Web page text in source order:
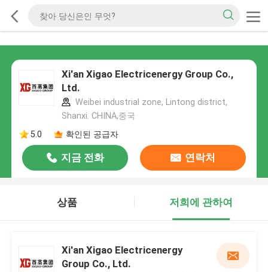
Xi'an Xigao Electricenergy Group Co.,
Ltd.
Weibei industrial zone, Lintong district,
Shanxi. CHINA,중국
5.0
확인된 공급자
지금 전화 연락처
상품 저희에 관하여
Xi'an Xigao Electricenergy
Group Co., Ltd.